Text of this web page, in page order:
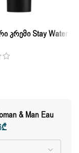
Კრემი Stay Water
30ml
& Man Eau
₾